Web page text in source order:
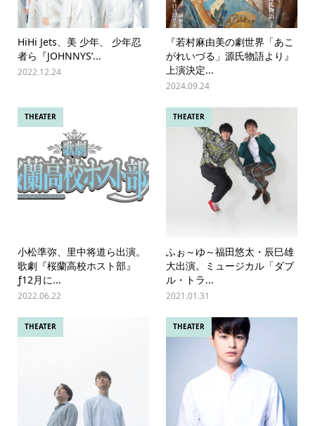
HiHi Jets、美 少年、 少年忍
者ら『JOHNNYS’...
2022.12.24
『若村麻由美の劇世界「あこ
がれいづる」源氏物語より』
上演決定...
2024.09.24
THEATER
小松準弥、里中将道ら出演。
歌劇『桜蘭高校ホスト部』
ƒ12月に...
2022.06.22
THEATER
ふぉ～ゆ～福田悠太・辰巳雄
大出演。ミュージカル「ダブ
ル・トラ...
2021.01.31
THEATER THEATER